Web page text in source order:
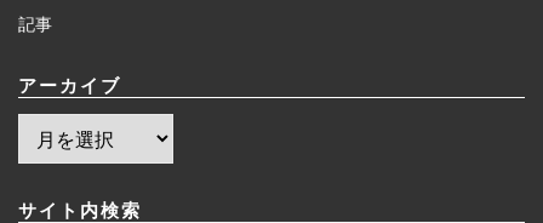
記事
アーカイブ
イ
サイト内検索